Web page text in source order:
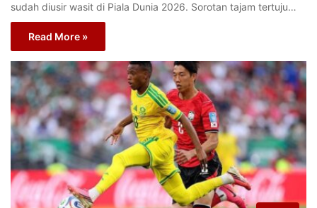
sudah diusir wasit di Piala Dunia 2026. Sorotan tajam tertuju…
Read More »